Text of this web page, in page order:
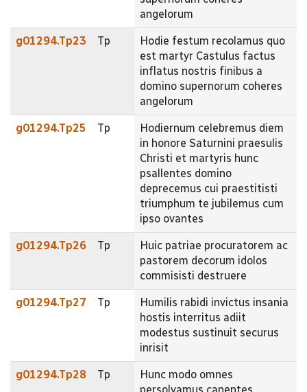
angelorum
g01294.Tp23 Tp
Hodie festum recolamus quo
est martyr Castulus factus
inflatus nostris finibus a
domino supernorum coheres
angelorum
g01294.Tp25 Tp
Hodiernum celebremus diem
in honore Saturnini praesulis
Christi et martyris hunc
psallentes domino
deprecemus cui praestitisti
triumphum te jubilemus cum
ipso ovantes
g01294.Tp26 Tp
Huic patriae procuratorem ac
pastorem decorum idolos
commisisti destruere
g01294.Tp27 Tp
Humilis rabidi invictus insania
hostis interritus adiit
modestus sustinuit securus
inrisit
g01294.Tp28 Tp
Hunc modo omnes
persolvamus canentes